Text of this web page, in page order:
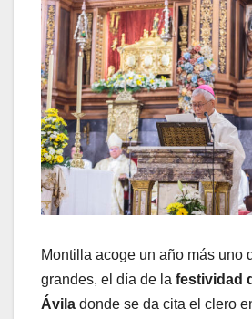
Montilla acoge un año más uno
grandes, el día de la festividad
Ávila donde se da cita el clero